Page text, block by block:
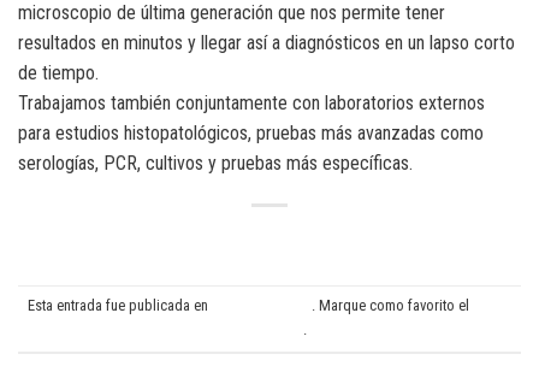
microscopio de última generación que nos permite tener
resultados en minutos y llegar así a diagnósticos en un lapso corto
de tiempo.
Trabajamos también conjuntamente con laboratorios externos
para estudios histopatológicos, pruebas más avanzadas como
serologías, PCR, cultivos y pruebas más específicas.
Esta entrada fue publicada en . Marque como favorito el
.